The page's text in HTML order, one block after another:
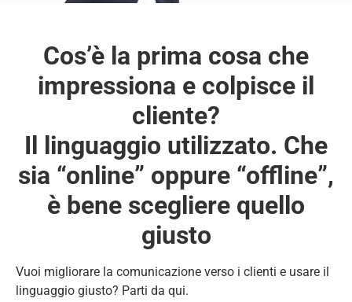
Cos’è la prima cosa che
impressiona e colpisce il
cliente?
Il linguaggio utilizzato. Che
sia “online” oppure “offline”,
è bene scegliere quello
giusto
Vuoi migliorare la comunicazione verso i clienti e usare il
linguaggio giusto? Parti da qui.